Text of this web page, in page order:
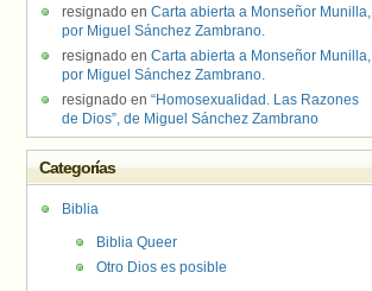
resignado en Carta abierta a Monseñor Munilla,
por Miguel Sánchez Zambrano.
resignado en Carta abierta a Monseñor Munilla,
por Miguel Sánchez Zambrano.
resignado en “Homosexualidad. Las Razones
de Dios”, de Miguel Sánchez Zambrano
Categorías
Biblia
Biblia Queer
Otro Dios es posible